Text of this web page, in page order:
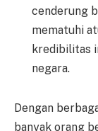
cenderung
mematuhi
kredibilitas
negara.
Dengan
banyak orang